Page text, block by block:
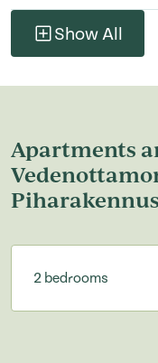
Show All
Apartments
Piharakennus
2 bedrooms